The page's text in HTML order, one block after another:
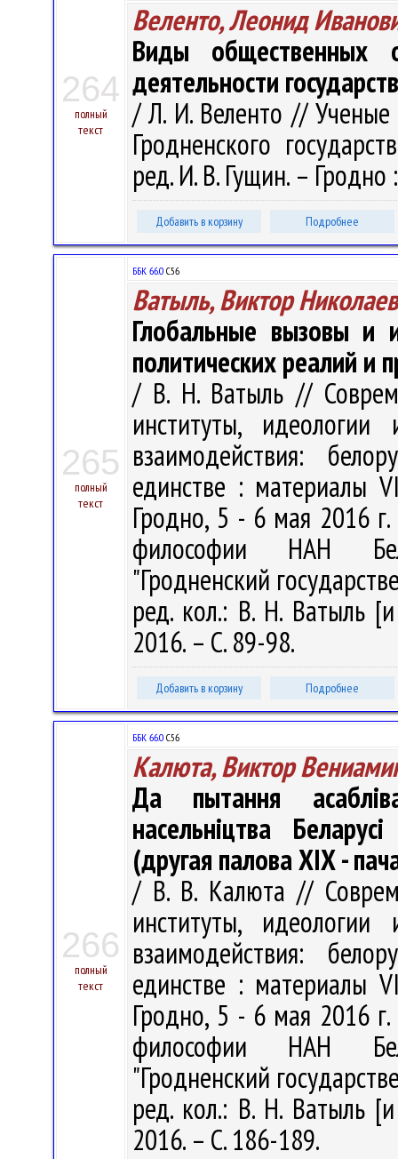
264
полный
текст
Веленто, Леонид
Виды общественных
деятельности
/ Л. И. Веленто // Ученые
Гродненского
ред. И. В. Гущин. –
Добавить в корзину Подробнее
265
полный
текст
ББК 66.0 С56
Ватыль, Виктор
Глобальные вызовы и
политических реалий и
/ В. Н. Ватыль //
институты, идеологии
взаимодействия:
единстве : материалы
Гродно, 5 - 6 мая 2016
философии НАН
"Гродненский
ред. кол.: В. Н. Ватыль
2016. – С. 89-98.
Добавить в корзину Подробнее
266
полный
текст
ББК 66.0 С56
Калюта, Виктор
Да пытання
насельніцтва
(другая палова ХІХ -
/ В. В. Калюта //
институты, идеологии
взаимодействия:
единстве : материалы
Гродно, 5 - 6 мая 2016
философии НАН
"Гродненский
ред. кол.: В. Н. Ватыль
2016. – С. 186-189.